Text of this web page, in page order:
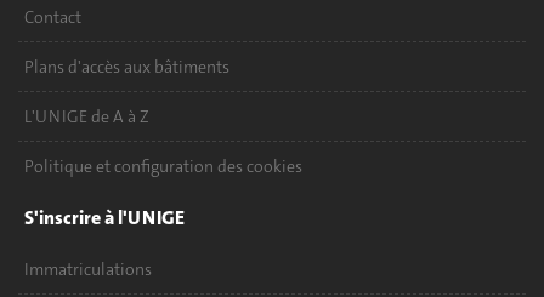
Contact
Plans d'accès aux bâtiments
L'UNIGE de A à Z
Politique et configuration des cookies
S'inscrire à l'UNIGE
Immatriculations